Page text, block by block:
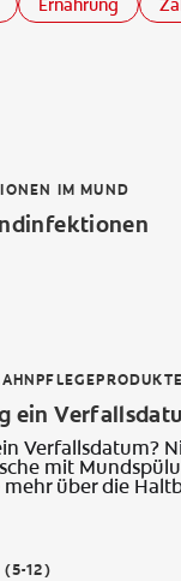
Ernährung
IM MUND
ein
Verfallsdatum?
mit
mehr über die
(5-12)